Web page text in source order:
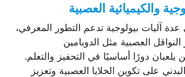
والكيميائية العصبية
عدة آليات بيولوجية تدعم التطور المعرفي،
العصبية مثل الدوبامين
يلعبان دورًا أساسيًا في التحفيز والتعلم.
على تكوين الخلايا العصبية وتعزيز